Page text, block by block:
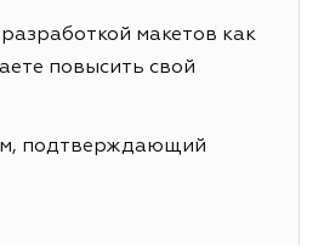
макетов как
повысить свой
подтверждающий